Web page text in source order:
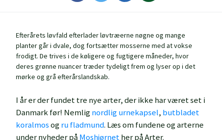
Efterårets løvfald efterlader løvtræerne nøgne og mange
planter går i dvale, dog fortsætter mosserne med at vokse
frodigt. De trives i de køligere og fugtigere måneder, hvor
deres grønne nuancer træder tydeligt frem og lyser op i det
mørke og grå efterårslandskab.
I år er der fundet tre nye arter, der ikke har været set i
Danmark før! Nemlignordlig urnekapsel, butbladet
koralmosogru fladmund. Læs om fundene og arterne
under nyheder påMoshjørnether på Arter.